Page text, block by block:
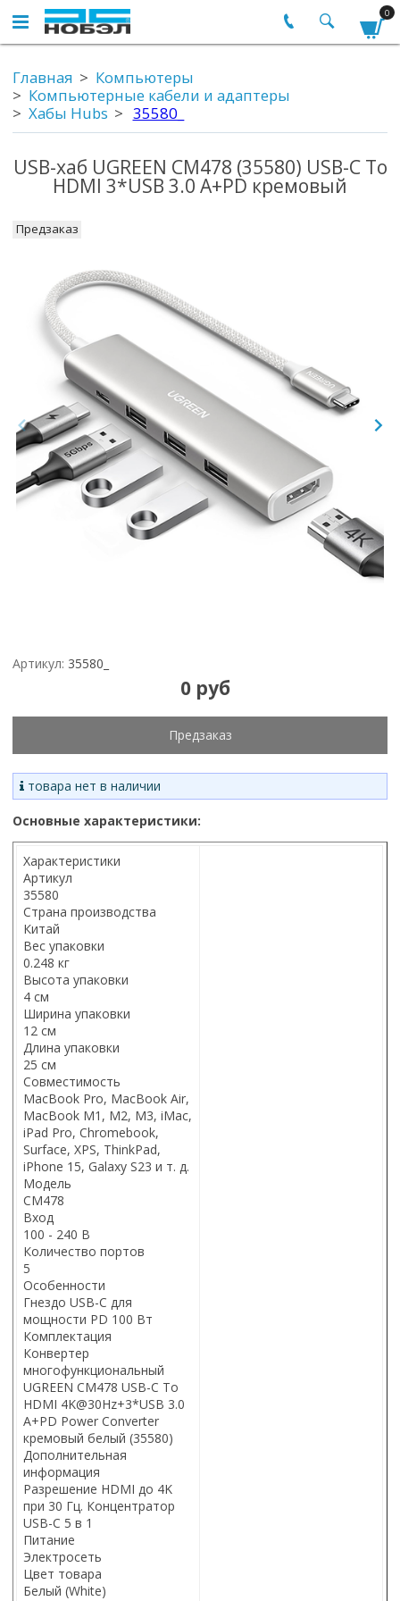
0
Главная
Компьютеры
Компьютерные кабели и адаптеры
Хабы Hubs
35580_
USB-хаб UGREEN CM478 (35580) USB-C To
HDMI 3*USB 3.0 A+PD кремовый
Предзаказ
Артикул: 35580_
0 руб
Предзаказ
товара нет в наличии
Основные характеристики:
Характеристики
Артикул
35580
Страна производства
Китай
Вес упаковки
0.248 кг
Высота упаковки
4 см
Ширина упаковки
12 см
Длина упаковки
25 см
Совместимость
MacBook Pro, MacBook Air,
MacBook M1, M2, M3, iMac,
iPad Pro, Chromebook,
Surface, XPS, ThinkPad,
iPhone 15, Galaxy S23 и т. д.
Модель
CM478
Вход
100 - 240 В
Количество портов
5
Особенности
Гнездо USB-C для
мощности PD 100 Вт
Комплектация
Конвертер
многофункциональный
UGREEN CM478 USB-C To
HDMI 4K@30Hz+3*USB 3.0
A+PD Power Converter
кремовый белый (35580)
Дополнительная
информация
Разрешение HDMI до 4K
при 30 Гц. Концентратор
USB-C 5 в 1
Питание
Электросеть
Цвет товара
Белый (White)